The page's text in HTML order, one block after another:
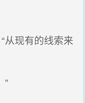
现有的线索来